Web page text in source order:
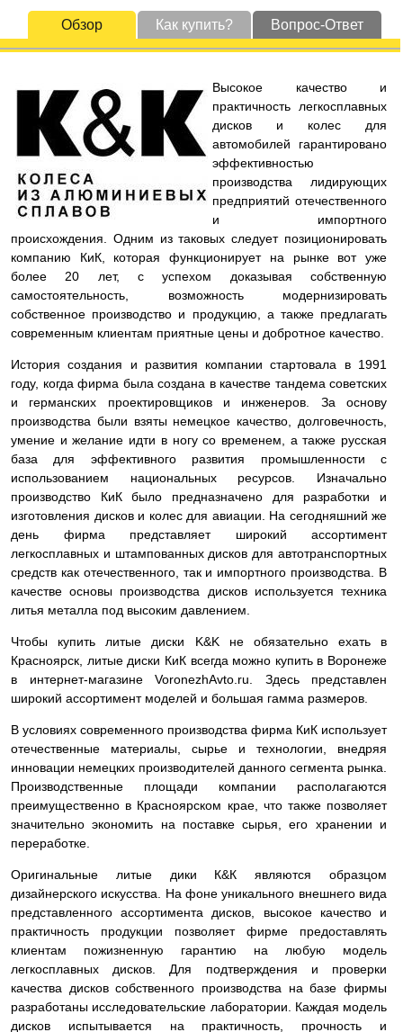
Обзор Как купить? Вопрос-Ответ
Высокое качество и
практичность легкосплавных
дисков и колес для
автомобилей гарантировано
эффективностью
производства лидирующих
предприятий отечественного
и импортного
происхождения. Одним из таковых следует позиционировать
компанию КиК, которая функционирует на рынке вот уже
более 20 лет, с успехом доказывая собственную
самостоятельность, возможность модернизировать
собственное производство и продукцию, а также предлагать
современным клиентам приятные цены и добротное качество.
История создания и развития компании стартовала в 1991
году, когда фирма была создана в качестве тандема советских
и германских проектировщиков и инженеров. За основу
производства были взяты немецкое качество, долговечность,
умение и желание идти в ногу со временем, а также русская
база для эффективного развития промышленности с
использованием национальных ресурсов. Изначально
производство КиК было предназначено для разработки и
изготовления дисков и колес для авиации. На сегодняшний же
день фирма представляет широкий ассортимент
легкосплавных и штампованных дисков для автотранспортных
средств как отечественного, так и импортного производства. В
качестве основы производства дисков используется техника
литья металла под высоким давлением.
Чтобы купить литые диски K&K не обязательно ехать в
Красноярск, литые диски КиК всегда можно купить в Воронеже
в интернет-магазине VoronezhAvto.ru. Здесь представлен
широкий ассортимент моделей и большая гамма размеров.
В условиях современного производства фирма КиК использует
отечественные материалы, сырье и технологии, внедряя
инновации немецких производителей данного сегмента рынка.
Производственные площади компании располагаются
преимущественно в Красноярском крае, что также позволяет
значительно экономить на поставке сырья, его хранении и
переработке.
Оригинальные литые дики К&К являются образцом
дизайнерского искусства. На фоне уникального внешнего вида
представленного ассортимента дисков, высокое качество и
практичность продукции позволяет фирме предоставлять
клиентам пожизненную гарантию на любую модель
легкосплавных дисков. Для подтверждения и проверки
качества дисков собственного производства на базе фирмы
разработаны исследовательские лаборатории. Каждая модель
дисков испытывается на практичность, прочность и